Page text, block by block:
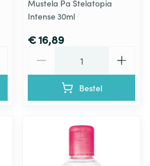
Mustela Pa Stelatopia
Intense 30ml
€ 16,89
Bestel